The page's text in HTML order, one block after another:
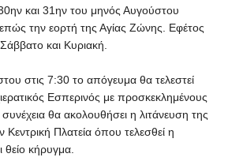
και 31ην του μηνός Αυγούστου
την εορτή της Αγίας Ζώνης. Εφέτος
και Κυριακή.
στις 7:30 το απόγευμα θα τελεστεί
Εσπερινός με προσκεκλημένους
θα ακολουθήσει η λιτάνευση της
Κεντρική Πλατεία όπου τελεσθεί η
θείο κήρυγμα.